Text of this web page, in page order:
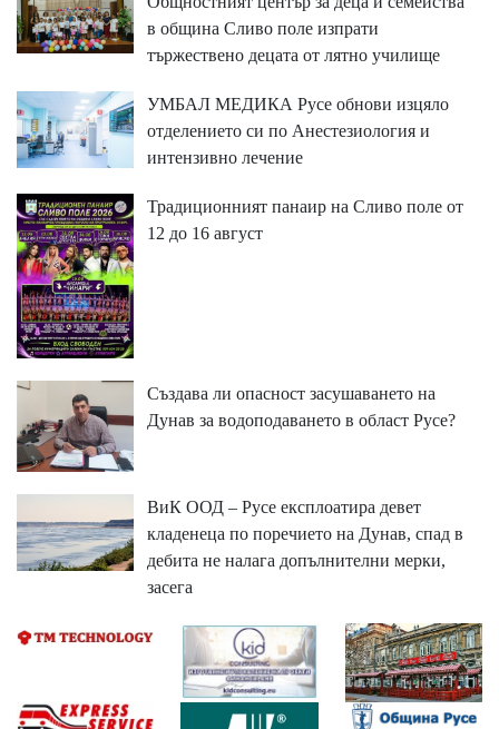
в община Сливо поле изпрати
тържествено децата от лятно училище
УМБАЛ МЕДИКА Русе обнови изцяло
отделението си по Анестезиология и
интензивно лечение
Традиционният панаир на Сливо поле от
12 до 16 август
Създава ли опасност засушаването на
Дунав за водоподаването в област Русе?
ВиК ООД – Русе експлоатира девет
кладенеца по поречието на Дунав, спад в
дебита не налага допълнителни мерки,
засега